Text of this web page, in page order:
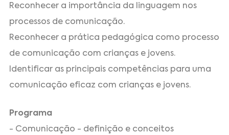
Reconhecer a importância da linguagem nos
processos de comunicação.
Reconhecer a prática pedagógica como processo
de comunicação com crianças e jovens.
Identificar as principais competências para uma
comunicação eficaz com crianças e jovens.
Programa
- Comunicação - definição e conceitos